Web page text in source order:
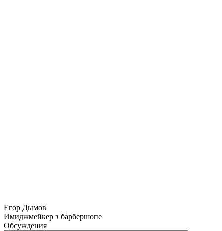
Егор Дымов
Имиджмейкер в барбершопе
Обсуждения